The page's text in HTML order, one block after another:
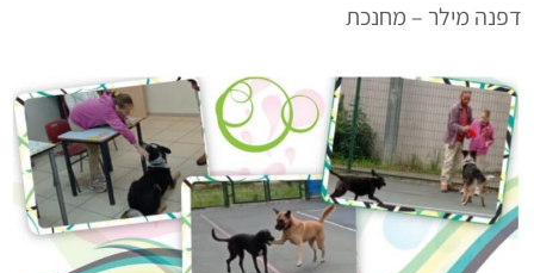
דפנה מילר – מחנכת